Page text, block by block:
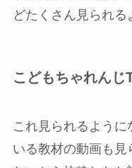
どたくさん見られる
こどもちゃれんじ
これ見られるよう
いる教材の動画も